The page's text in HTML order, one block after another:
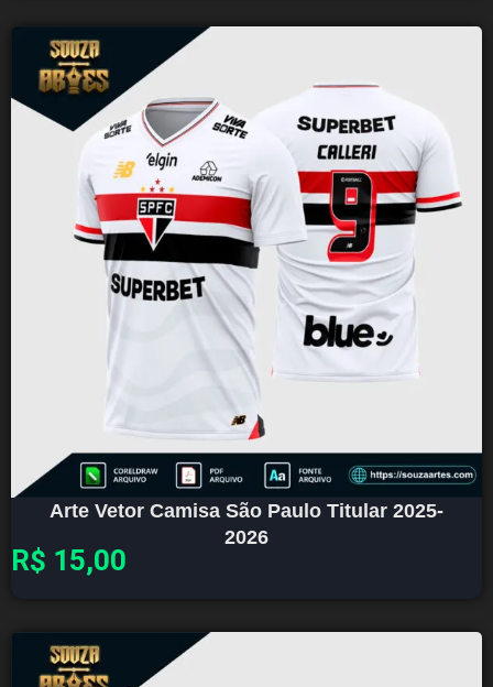
Arte Vetor Camisa São Paulo Titular 2025-
2026
R$ 15,00